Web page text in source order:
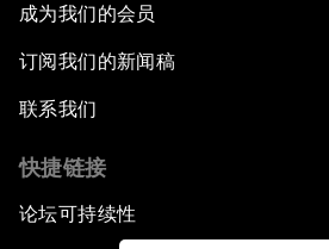
成为我们的会员
订阅我们的新闻稿
联系我们
快捷链接
论坛可持续性